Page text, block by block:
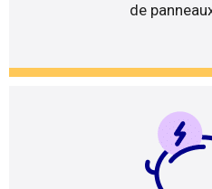
de